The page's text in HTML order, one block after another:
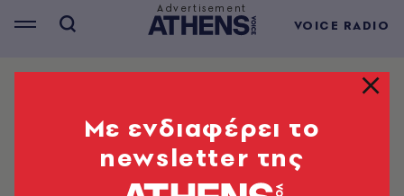
VOICE RADIO
Το τραγούδι του Σαββάτου
22.05.2021 από τον Athens Voice
Mε ενδιαφέρει το
newsletter της